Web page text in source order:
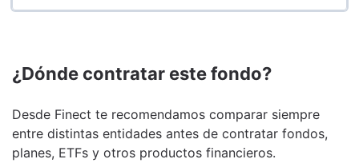
¿Dónde contratar este fondo?
Desde Finect te recomendamos comparar siempre
entre distintas entidades antes de contratar fondos,
planes, ETFs y otros productos financieros.